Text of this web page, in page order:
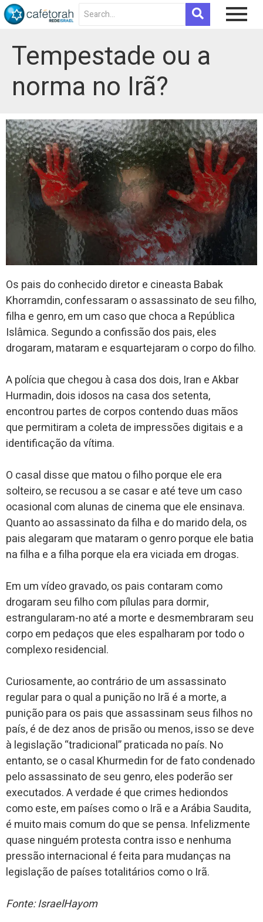
Tempestade ou a
norma no Irã?
Os pais do conhecido diretor e cineasta Babak
Khorramdin, confessaram o assassinato de seu filho,
filha e genro, em um caso que choca a República
Islâmica. Segundo a confissão dos pais, eles
drogaram, mataram e esquartejaram o corpo do filho.
A polícia que chegou à casa dos dois, Iran e Akbar
Hurmadin, dois idosos na casa dos setenta,
encontrou partes de corpos contendo duas mãos
que permitiram a coleta de impressões digitais e a
identificação da vítima.
O casal disse que matou o filho porque ele era
solteiro, se recusou a se casar e até teve um caso
ocasional com alunas de cinema que ele ensinava.
Quanto ao assassinato da filha e do marido dela, os
pais alegaram que mataram o genro porque ele batia
na filha e a filha porque ela era viciada em drogas.
Em um vídeo gravado, os pais contaram como
drogaram seu filho com pílulas para dormir,
estrangularam-no até a morte e desmembraram seu
corpo em pedaços que eles espalharam por todo o
complexo residencial.
Curiosamente, ao contrário de um assassinato
regular para o qual a punição no Irã é a morte, a
punição para os pais que assassinam seus filhos no
país, é de dez anos de prisão ou menos, isso se deve
à legislação “tradicional” praticada no país. No
entanto, se o casal Khurmedin for de fato condenado
pelo assassinato de seu genro, eles poderão ser
executados. A verdade é que crimes hediondos
como este, em países como o Irã e a Arábia Saudita,
é muito mais comum do que se pensa. Infelizmente
quase ninguém protesta contra isso e nenhuma
pressão internacional é feita para mudanças na
legislação de países totalitários como o Irã.
Fonte: IsraelHayom